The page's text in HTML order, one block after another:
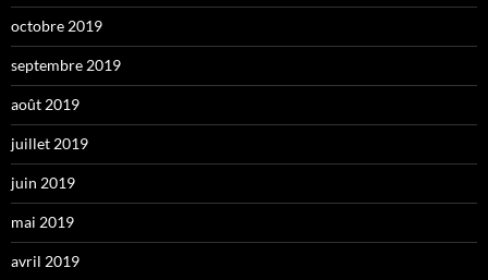
octobre 2019
septembre 2019
août 2019
juillet 2019
juin 2019
mai 2019
avril 2019